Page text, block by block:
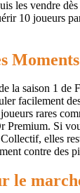
les vendre
10 joueurs
Moments
la saison 1 de
facilement
rares
Premium. Si
elles
contre des
le